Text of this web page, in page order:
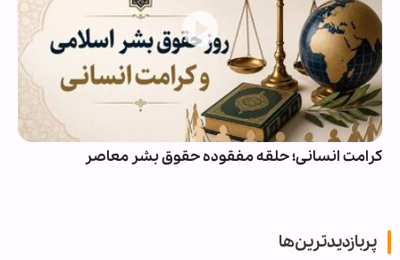
کرامت انسانی؛ حلقه مفقوده حقوق بشر معاصر
پربازدیدترین‌ها